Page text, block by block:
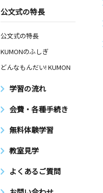
公文式の特長
公文式の特長
KUMONのふしぎ
どんなもんだい! KUMON
学習の流れ
会費・各種手続き
無料体験学習
教室見学
よくあるご質問